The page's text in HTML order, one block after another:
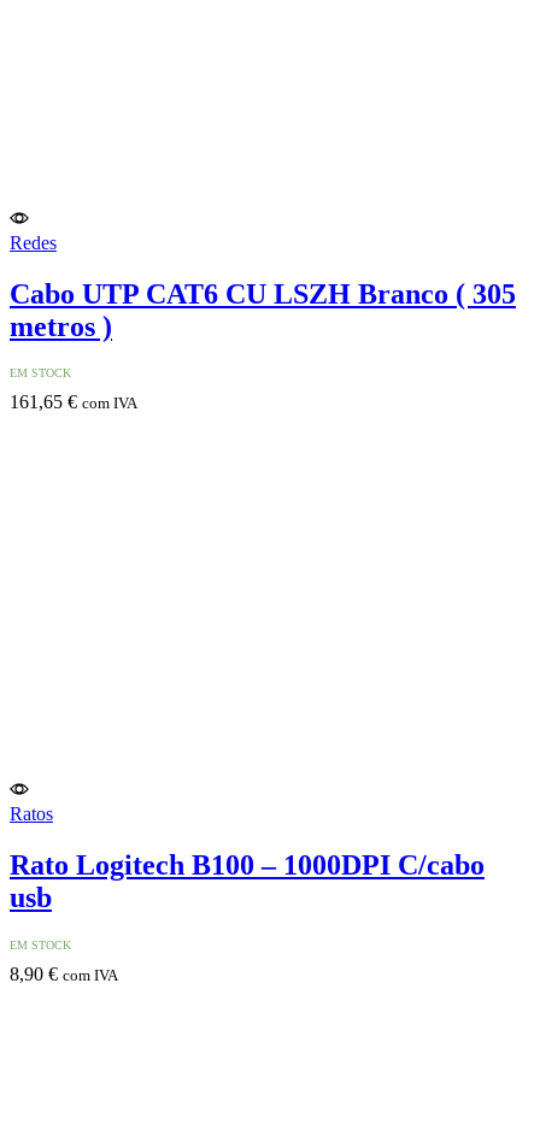
Redes
Cabo UTP CAT6 CU LSZH Branco ( 305
metros )
EM STOCK
161,65 € com IVA
Ratos
Rato Logitech B100 – 1000DPI C/cabo
usb
EM STOCK
8,90 € com IVA